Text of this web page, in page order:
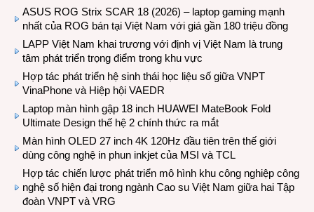
ASUS ROG Strix SCAR 18 (2026) – laptop gaming mạnh
nhất của ROG bán tại Việt Nam với giá gần 180 triệu đồng
LAPP Việt Nam khai trương với định vị Việt Nam là trung
tâm phát triển trọng điểm trong khu vực
Hợp tác phát triển hệ sinh thái học liệu số giữa VNPT
VinaPhone và Hiệp hội VAEDR
Laptop màn hình gập 18 inch HUAWEI MateBook Fold
Ultimate Design thế hệ 2 chính thức ra mắt
Màn hình OLED 27 inch 4K 120Hz đầu tiên trên thế giới
dùng công nghệ in phun inkjet của MSI và TCL
Hợp tác chiến lược phát triển mô hình khu công nghiệp công
nghệ số hiện đại trong ngành Cao su Việt Nam giữa hai Tập
đoàn VNPT và VRG